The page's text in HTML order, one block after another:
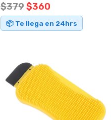
$379$360
📦 Te llega en 24hrs